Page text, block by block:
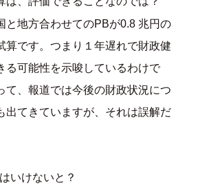
地方合わせてのPBが0.8 兆円の
算です。つまり１年遅れで財政健
る可能性を示唆しているわけで
て、報道では今後の財政状況につ
出てきていますが、それは誤解だ
いけないと？